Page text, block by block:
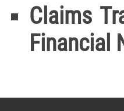
Claims
Financial